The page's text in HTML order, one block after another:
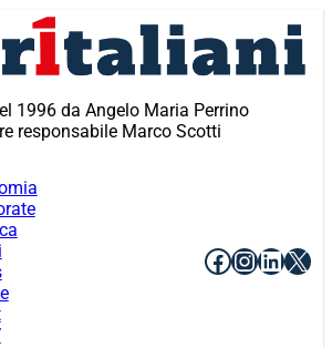
1996 da Angelo Maria Perrino
responsabile Marco Scotti
Facebook
X